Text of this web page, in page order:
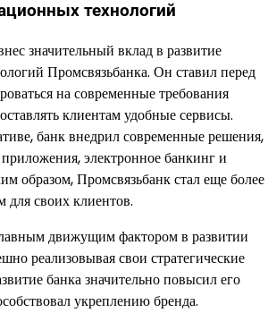
технологий
значительный вклад в развитие
Промсвязьбанка. Он ставил перед
на современные требования
клиентам удобные сервисы.
банк внедрил современные решения,
электронное банкинг и
образом, Промсвязьбанк стал еще более
своих клиентов.
движущим фактором в развитии
реализовывая свои стратегические
банка значительно повысил его
укреплению бренда.